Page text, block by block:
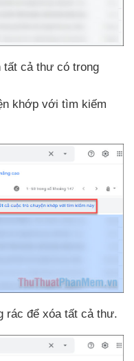
tất cả thư có trong
khớp với tìm kiếm
rác để xóa tất cả thư.